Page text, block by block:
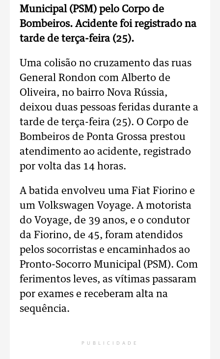
Municipal (PSM) pelo Corpo de
Bombeiros. Acidente foi registrado na
tarde de terça-feira (25).
Uma colisão no cruzamento das ruas
General Rondon com Alberto de
Oliveira, no bairro Nova Rússia,
deixou duas pessoas feridas durante a
tarde de terça-feira (25). O Corpo de
Bombeiros de Ponta Grossa prestou
atendimento ao acidente, registrado
por volta das 14 horas.
A batida envolveu uma Fiat Fiorino e
um Volkswagen Voyage. A motorista
do Voyage, de 39 anos, e o condutor
da Fiorino, de 45, foram atendidos
pelos socorristas e encaminhados ao
Pronto-Socorro Municipal (PSM). Com
ferimentos leves, as vítimas passaram
por exames e receberam alta na
sequência.
PUBLICIDADE